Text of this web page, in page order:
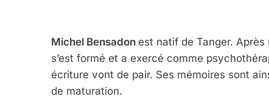
Michel Bensadon est natif de Tanger.
s’est formé et a exercé comme
écriture vont de pair. Ses mémoires sont
de maturation.
FIÈRE, DIGNE ET
Dvir
ISRAÉL JUDAISME